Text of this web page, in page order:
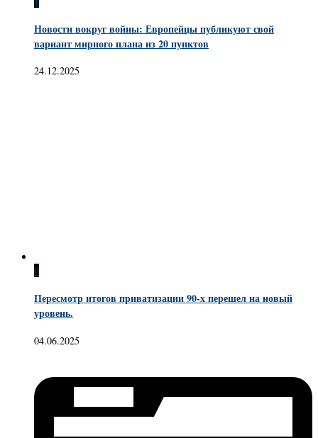
Новости вокруг войны: Европейцы публикуют свой
вариант мирного плана из 20 пунктов
24.12.2025
0
Пересмотр итогов приватизации 90-х перешел на новый
уровень.
04.06.2025